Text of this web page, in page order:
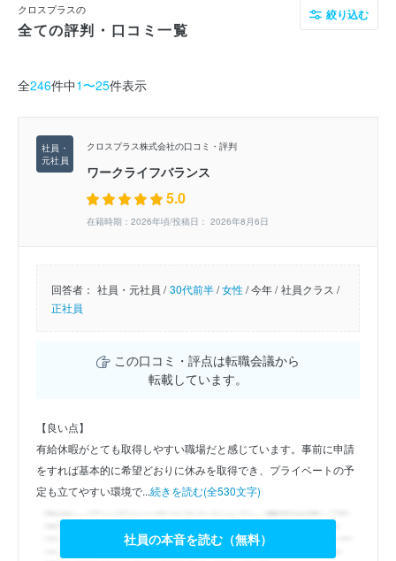
クロスプラスの
全ての評判・口コミ一覧
絞り込む
全246件中1〜25件表示
クロスプラス株式会社の口コミ・評判
ワークライフバランス
5.0
在籍時期：2026年頃/投稿日： 2026年8月6日
回答者： 社員・元社員 / 30代前半/女性/今年 / 社員クラス /
正社員
この口コミ・評点は転職会議から
転載しています。
【良い点】
有給休暇がとても取得しやすい職場だと感じています。事前に申請
をすれば基本的に希望どおりに休みを取得でき、プライベートの予
定も立てやすい環境で...続きを読む(全530文字)
社員の本音を読む（無料）